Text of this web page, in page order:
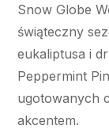
Snow Globe
świąteczny
eukaliptusa i
Peppermint
ugotowanych
akcentem.